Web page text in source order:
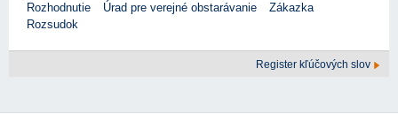
Rozhodnutie
Úrad pre verejné obstarávanie
Zákazka
Rozsudok
Register kľúčových slov